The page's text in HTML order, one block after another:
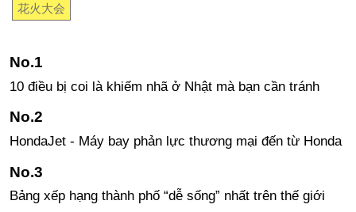
花火大会
10 điều bị coi là khiếm nhã ở Nhật mà bạn cần tránh
HondaJet - Máy bay phản lực thương mại đến từ Honda
Bảng xếp hạng thành phố “dễ sống” nhất trên thế giới